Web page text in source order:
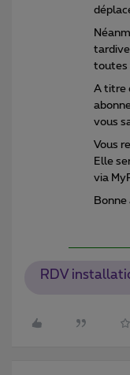
déplacé
toutes
A titre
vous
Vous
Elle
via
Bonne
RDV